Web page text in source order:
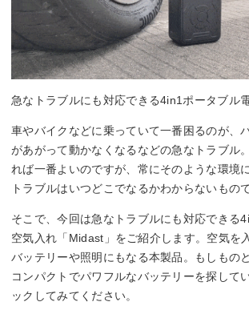
急なトラブルにも対応できる4in1ポータブル
車やバイクなどに乗っていて一番困るのが、
があがって動かなくなるなどの急なトラブル
れば一番よいのですが、常にそのような環境
トラブルはいつどこでなるかわからないもので
そこで、今回は急なトラブルにも対応できる
空気入れ「Midast」をご紹介します。空気を
バッテリーや照明にもなる本製品。もしもの
コンパクトでパワフルなバッテリーを探して
ックしてみてください。